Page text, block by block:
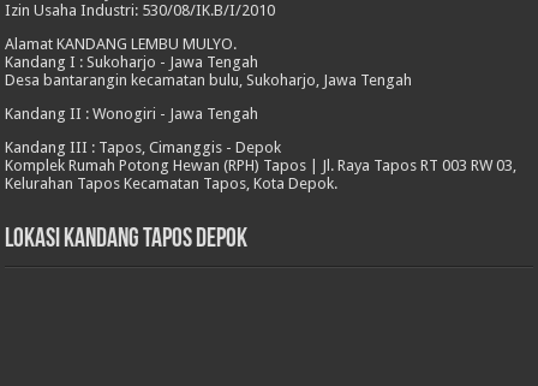
Izin Usaha Industri: 530/08/IK.B/I/2010
Alamat KANDANG LEMBU MULYO.
Kandang I : Sukoharjo - Jawa Tengah
Desa bantarangin kecamatan bulu, Sukoharjo, Jawa Tengah
Kandang II : Wonogiri - Jawa Tengah
Kandang III : Tapos, Cimanggis - Depok
Komplek Rumah Potong Hewan (RPH) Tapos | Jl. Raya Tapos RT 003 RW 03,
Kelurahan Tapos Kecamatan Tapos, Kota Depok.
Lokasi Kandang Tapos Depok